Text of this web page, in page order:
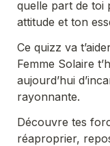
quelle part de toi
attitude et ton
Ce quizz va
Femme Solaire
aujourd’hui
rayonnante.
Découvre tes
réaproprier,